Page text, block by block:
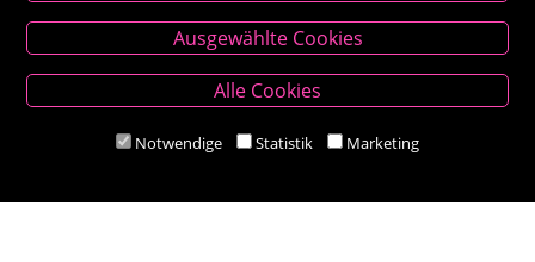
Kontakt
Besold Buch-Papier
Hauptplatz 14, 9300 St. Veit an der Glan
M:bestellung@besold.at
Ausgewählte Cookies
Alle Cookies
Notwendige Statistik Marketing